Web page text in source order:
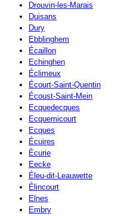
Drouvin-les-Marais
Duisans
Dury
Ebblinghem
Écaillon
Echinghen
Éclimeux
Écourt-Saint-Quentin
Écoust-Saint-Mein
Ecquedecques
Ecquemicourt
Ecques
Écuires
Écurie
Eecke
Éleu-dit-Leauwette
Élincourt
Elnes
Embry